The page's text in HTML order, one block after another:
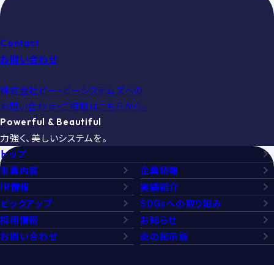
Contact
お問い合わせ
株式会社ピー・ビーシステムズへの
お問い合わせ・ご相談はこちらから。
Powerful & Beautiful
力強く、美しいシステムを。
トップ
事業内容
企業情報
IR情報
実績紹介
ピックアップ
SDGsへの取り組み
採用情報
お知らせ
お問い合わせ
炎の掲示板